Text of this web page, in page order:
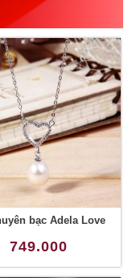
bạc Adela Love
749.000